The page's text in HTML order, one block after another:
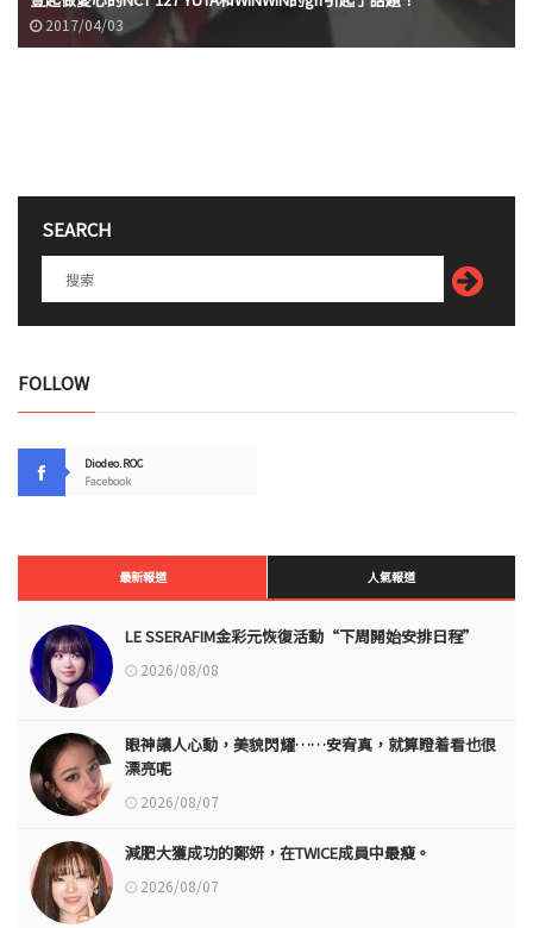
2017/04/03
SEARCH
FOLLOW
Diodeo.ROC
Facebook
最新報道 人氣報道
LE SSERAFIM金彩元恢復活動“下周開始安排日程”
2026/08/08
眼神讓人心動，美貌閃耀……安宥真，就算瞪着看也很
漂亮呢
2026/08/07
減肥大獲成功的鄭妍，在TWICE成員中最瘦。
2026/08/07